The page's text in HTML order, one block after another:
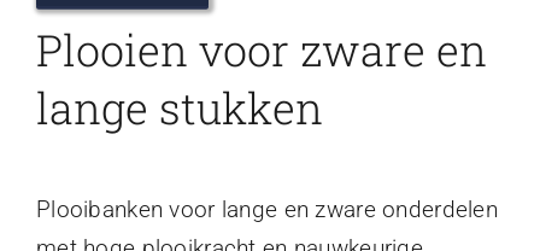
Plooien voor zware en
lange stukken
Plooibanken voor lange en zware onderdelen